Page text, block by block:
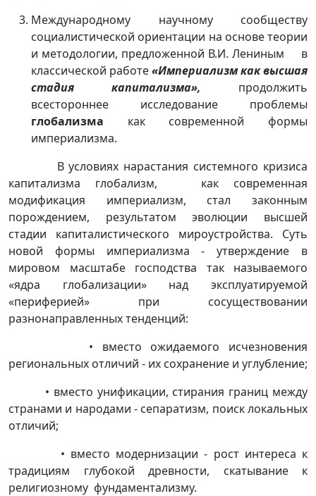
Международному научному сообществу
социалистической ориентации на основе теории
и методологии, предложенной В.И. Лениным в
классической работе«Империализм как высшая
стадия капитализма», продолжить
всестороннее исследование проблемы
глобализма как современной формы
империализма.
В условиях нарастания системного кризиса
капитализма глобализм, как современная
модификация империализм, стал законным
порождением, результатом эволюции высшей
стадии капиталистического мироустройства. Суть
новой формы империализма - утверждение в
мировом масштабе господства так называемого
«ядра глобализации» над эксплуатируемой
«периферией» при сосуществовании
разнонаправленных тенденций:
• вместо ожидаемого исчезновения
региональных отличий - их сохранение и углубление;
• вместо унификации, стирания границ между
странами и народами - сепаратизм, поиск локальных
отличий;
• вместо модернизации - рост интереса к
традициям глубокой древности, скатывание к
религиозному фундаментализму.